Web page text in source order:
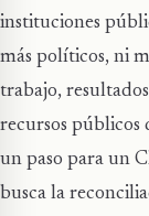
instituciones
más políticos, ni
trabajo,
recursos públicos
un paso para un
busca la